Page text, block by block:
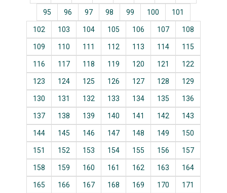
95 96 97 98 99 100 101
102 103 104 105 106 107 108
109 110 111 112 113 114 115
116 117 118 119 120 121 122
123 124 125 126 127 128 129
130 131 132 133 134 135 136
137 138 139 140 141 142 143
144 145 146 147 148 149 150
151 152 153 154 155 156 157
158 159 160 161 162 163 164
165 166 167 168 169 170 171